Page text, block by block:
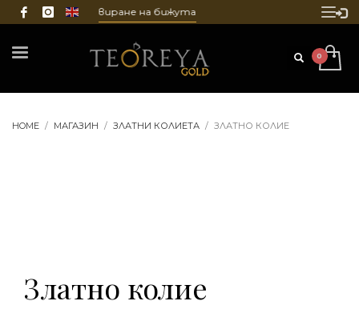
и гравиране на бижута
HOME МАГАЗИН ЗЛАТНИ КОЛИЕТА ЗЛАТНО КОЛИЕ
Златно колие